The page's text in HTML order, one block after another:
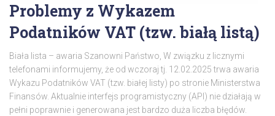
Problemy z Wykazem
Podatników VAT (tzw. białą listą)
Biała lista – awaria Szanowni Państwo, W związku z licznymi
telefonami informujemy, że od wczoraj tj. 12.02.2025 trwa awaria
Wykazu Podatników VAT (tzw. białej listy) po stronie Ministerstwa
Finansów. Aktualnie interfejs programistyczny (API) nie działają w
pełni poprawnie i generowana jest bardzo duża liczba błędów.